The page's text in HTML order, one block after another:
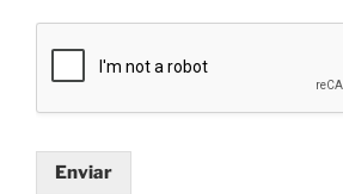
Enviar